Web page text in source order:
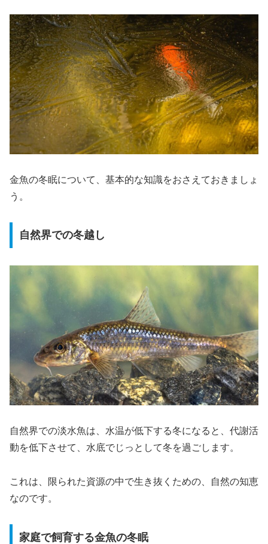
金魚の冬眠について、基本的な知識をおさえておきましょ
う。
自然界での冬越し
自然界での淡水魚は、水温が低下する冬になると、代謝活
動を低下させて、水底でじっとして冬を過ごします。
これは、限られた資源の中で生き抜くための、自然の知恵
なのです。
家庭で飼育する金魚の冬眠